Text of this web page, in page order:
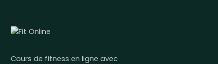
Cours de fitness en ligne avec